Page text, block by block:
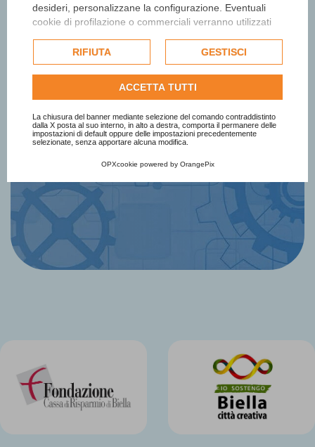
desideri, personalizzane la configurazione. Eventuali
cookie di profilazione o commerciali verranno utilizzati
dell'utente e, se consentito, potrebbero essere utilizzati
per personalizzare gli annunci pubblicitari. Per ulteriori
informazioni su come Google utilizza i dati raccolti,
politica sulla privacy di Google
Consulta l'informativa cookie completa.
RIFIUTA GESTISCI
ACCETTA TUTTI
La chiusura del banner mediante selezione del comando contraddistinto
dalla X posta al suo interno, in alto a destra, comporta il permanere delle
impostazioni di default oppure delle impostazioni precedentemente
selezionate, senza apportare alcuna modifica.
OPXcookie powered by OrangePix
Iscriviti alla newsletter
Ottieni informazioni e aggiornamenti
sul Premio
Iscriviti Subito